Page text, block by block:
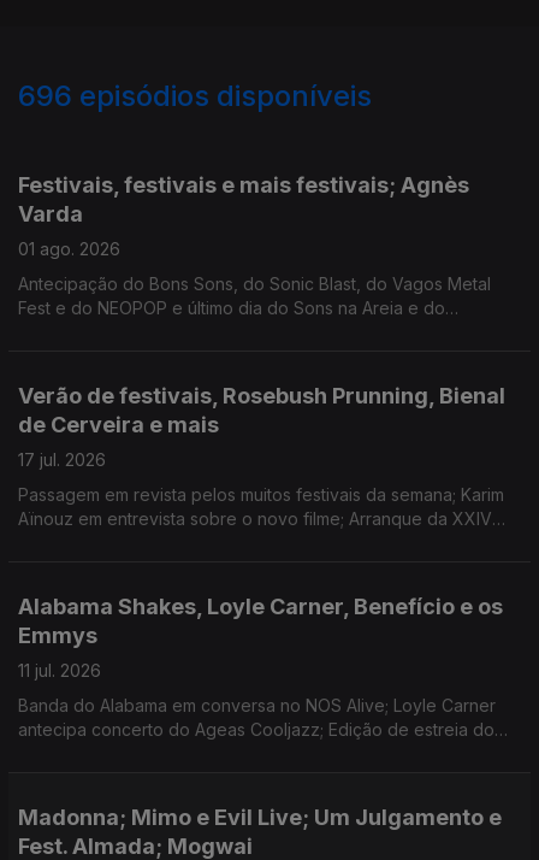
696 episódios disponíveis
Festivais, festivais e mais festivais; Agnès
Varda
01 ago. 2026
Antecipação do Bons Sons, do Sonic Blast, do Vagos Metal
Fest e do NEOPOP e último dia do Sons na Areia e do
Verão de festivais, Rosebush Prunning, Bienal
de Cerveira e mais
17 jul. 2026
Passagem em revista pelos muitos festivais da semana; Karim
Aïnouz em entrevista sobre o novo filme; Arranque da XXIV
Alabama Shakes, Loyle Carner, Benefício e os
Emmys
11 jul. 2026
Banda do Alabama em conversa no NOS Alive; Loyle Carner
antecipa concerto do Ageas Cooljazz; Edição de estreia do
Madonna; Mimo e Evil Live; Um Julgamento e
Fest. Almada; Mogwai